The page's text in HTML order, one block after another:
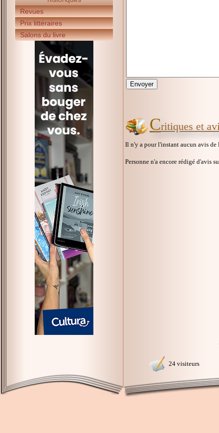
Revues
Prix littéraires
Salons du livre
Critiques et
Il n'y a pour l'instant aucun avis
Personne n'a encore rédigé d'avis
24 visiteurs